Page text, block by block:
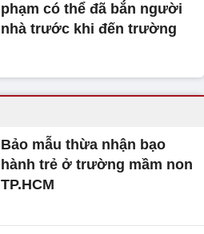
phạm có thể đã bắn người
nhà trước khi đến trường
Bảo mẫu thừa nhận bạo
hành trẻ ở trường mầm non
TP.HCM